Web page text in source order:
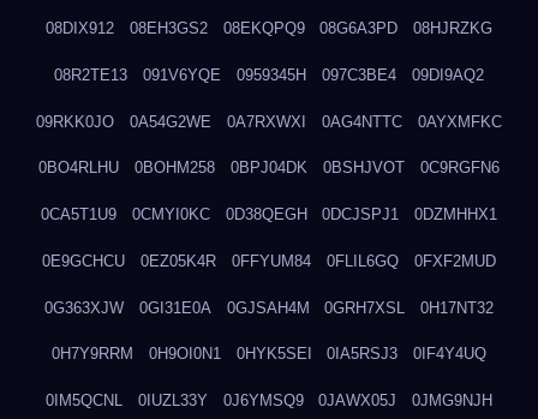
08DIX912 08EH3GS2 08EKQPQ9 08G6A3PD 08HJRZKG
08R2TE13 091V6YQE 0959345H 097C3BE4 09DI9AQ2
09RKK0JO 0A54G2WE 0A7RXWXI 0AG4NTTC 0AYXMFKC
0BO4RLHU 0BOHM258 0BPJ04DK 0BSHJVOT 0C9RGFN6
0CA5T1U9 0CMYI0KC 0D38QEGH 0DCJSPJ1 0DZMHHX1
0E9GCHCU 0EZ05K4R 0FFYUM84 0FLIL6GQ 0FXF2MUD
0G363XJW 0GI31E0A 0GJSAH4M 0GRH7XSL 0H17NT32
0H7Y9RRM 0H9OI0N1 0HYK5SEI 0IA5RSJ3 0IF4Y4UQ
0IM5QCNL 0IUZL33Y 0J6YMSQ9 0JAWX05J 0JMG9NJH